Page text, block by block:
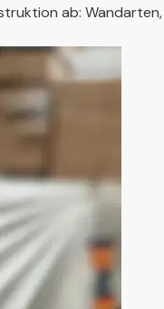
ab: